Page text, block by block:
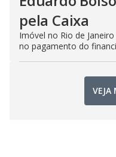
pela Caixa
Imóvel no Rio de
no pagamento do
VEJA